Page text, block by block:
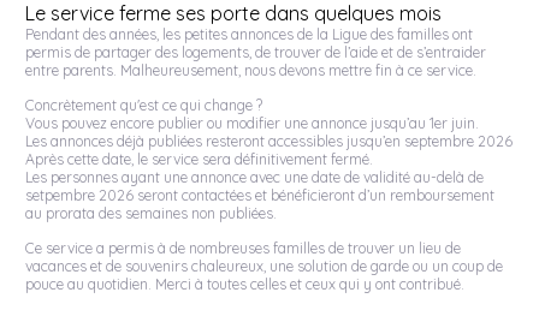
Le service ferme ses porte dans quelques mois
Pendant des années, les petites annonces de la Ligue des familles ont
permis de partager des logements, de trouver de l’aide et de s’entraider
entre parents. Malheureusement, nous devons mettre fin à ce service.
Concrètement qu'est ce qui change ?
Vous pouvez encore publier ou modifier une annonce jusqu’au 1er juin.
Les annonces déjà publiées resteront accessibles jusqu’en septembre 2026
Après cette date, le service sera définitivement fermé.
Les personnes ayant une annonce avec une date de validité au-delà de
setpembre 2026 seront contactées et bénéficieront d’un remboursement
au prorata des semaines non publiées.
Ce service a permis à de nombreuses familles de trouver un lieu de
vacances et de souvenirs chaleureux, une solution de garde ou un coup de
pouce au quotidien. Merci à toutes celles et ceux qui y ont contribué.